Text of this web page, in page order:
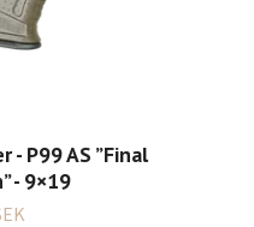
- P99 AS ”Final
- 9×19